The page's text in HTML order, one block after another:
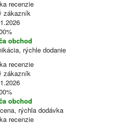
zákazník
obchod
rýchle dodanie
zákazník
obchod
rýchla dodávka